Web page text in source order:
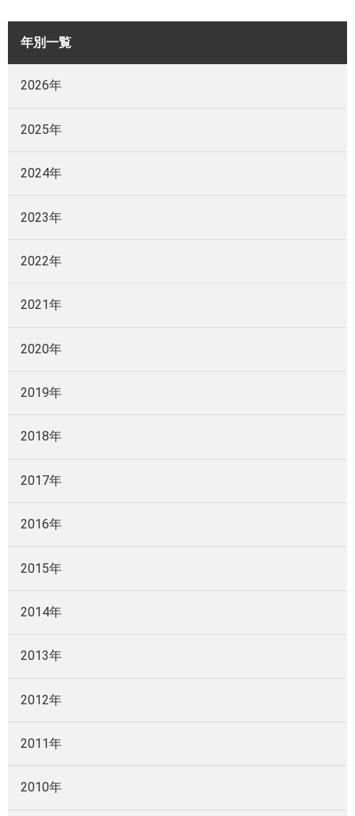
年別一覧
2026年
2025年
2024年
2023年
2022年
2021年
2020年
2019年
2018年
2017年
2016年
2015年
2014年
2013年
2012年
2011年
2010年